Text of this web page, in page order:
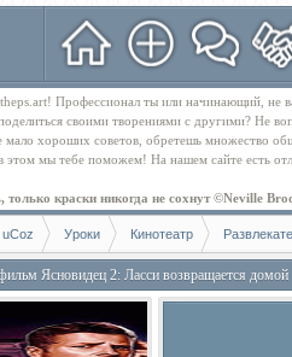
theps.art! Профессионал ты или начинающий,
своими творениями с другими? Не
мало хороших советов, обретешь множество
этом мы тебе поможем! На нашем сайте есть
краски никогда не сохнут ©Neville
Уроки Кинотеатр
Ясновидец 2: Ласси возвращается домой